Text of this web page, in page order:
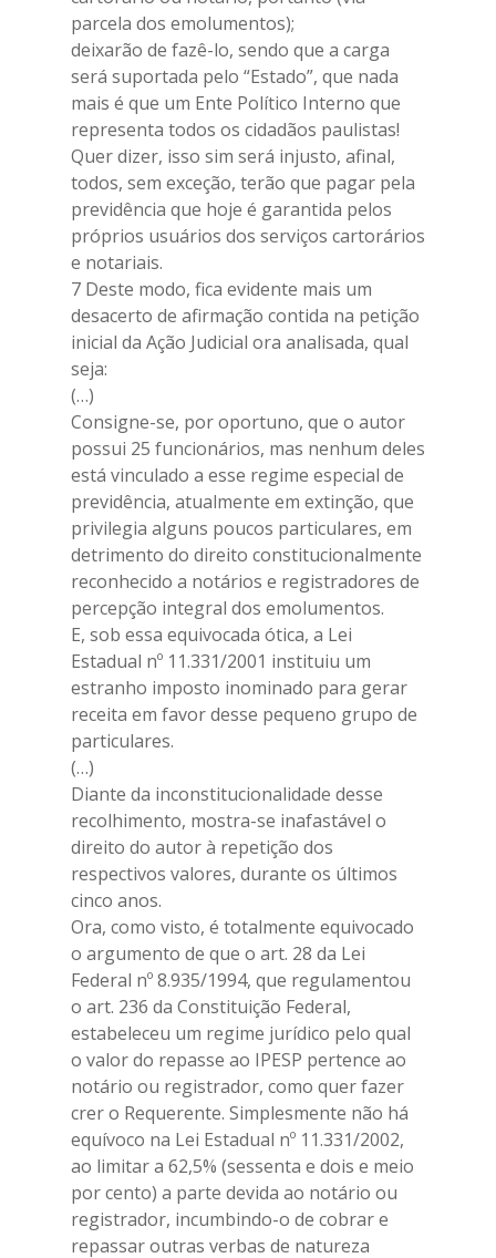
parcela dos emolumentos);
deixarão de fazê-lo, sendo que a carga
será suportada pelo “Estado”, que nada
mais é que um Ente Político Interno que
representa todos os cidadãos paulistas!
Quer dizer, isso sim será injusto, afinal,
todos, sem exceção, terão que pagar pela
previdência que hoje é garantida pelos
próprios usuários dos serviços cartorários
e notariais.
7 Deste modo, fica evidente mais um
desacerto de afirmação contida na petição
inicial da Ação Judicial ora analisada, qual
seja:
(…)
Consigne-se, por oportuno, que o autor
possui 25 funcionários, mas nenhum deles
está vinculado a esse regime especial de
previdência, atualmente em extinção, que
privilegia alguns poucos particulares, em
detrimento do direito constitucionalmente
reconhecido a notários e registradores de
percepção integral dos emolumentos.
E, sob essa equivocada ótica, a Lei
Estadual nº 11.331/2001 instituiu um
estranho imposto inominado para gerar
receita em favor desse pequeno grupo de
particulares.
(…)
Diante da inconstitucionalidade desse
recolhimento, mostra-se inafastável o
direito do autor à repetição dos
respectivos valores, durante os últimos
cinco anos.
Ora, como visto, é totalmente equivocado
o argumento de que o art. 28 da Lei
Federal nº 8.935/1994, que regulamentou
o art. 236 da Constituição Federal,
estabeleceu um regime jurídico pelo qual
o valor do repasse ao IPESP pertence ao
notário ou registrador, como quer fazer
crer o Requerente. Simplesmente não há
equívoco na Lei Estadual nº 11.331/2002,
ao limitar a 62,5% (sessenta e dois e meio
por cento) a parte devida ao notário ou
registrador, incumbindo-o de cobrar e
repassar outras verbas de natureza